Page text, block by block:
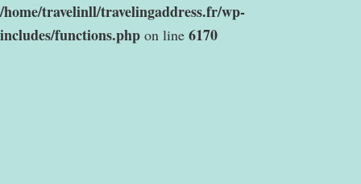
/home/travelinll/travelingaddress.fr/wp-
includes/functions.php on line 6170